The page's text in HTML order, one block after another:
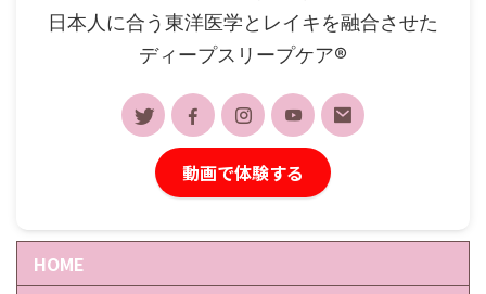
日本人に合う東洋医学とレイキを融合させた
ディープスリープケア®︎
動画で体験する
HOME